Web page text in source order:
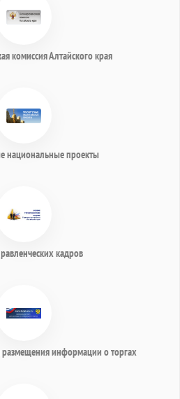
комиссия Алтайского края
национальные проекты
кадров
информации о торгах